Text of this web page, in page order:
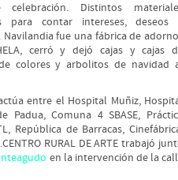
Distintos
para contar intereses, deseos
fue una fábrica de
cerró y dejó cajas y cajas
colores y arbolitos de navidad
entre el Hospital Muñiz,
Padua, Comuna 4 SBASE,
República de Barracas,
RURAL DE ARTE trabajó
en la intervención de la